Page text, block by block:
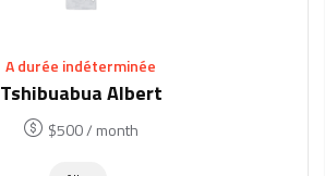
A durée indéterminée
Tshibuabua Albert
$500/ month